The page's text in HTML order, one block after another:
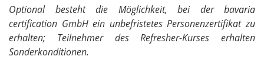
Optional besteht die Möglichkeit, bei der bavaria
certification GmbH ein unbefristetes Personenzertifikat zu
erhalten; Teilnehmer des Refresher-Kurses erhalten
Sonderkonditionen.